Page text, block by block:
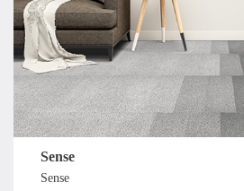
Sense
Sense